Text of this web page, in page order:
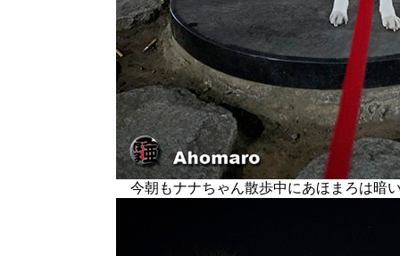
今朝もナナちゃん散歩中にあほまろは暗